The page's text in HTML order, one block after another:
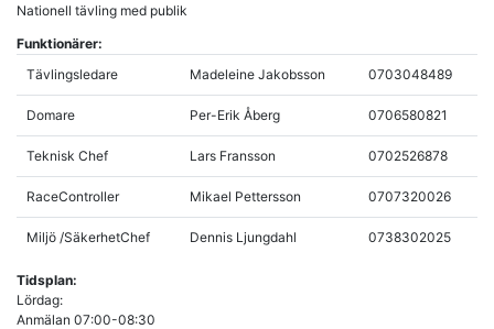
Nationell tävling med publik
Funktionärer:
Tävlingsledare
Madeleine Jakobsson 0703048489
Domare Per-Erik Åberg 0706580821
Teknisk Chef Lars Fransson 0702526878
RaceController Mikael Pettersson 0707320026
Miljö /SäkerhetChef Dennis Ljungdahl 0738302025
Tidsplan:
Lördag:
Anmälan 07:00-08:30